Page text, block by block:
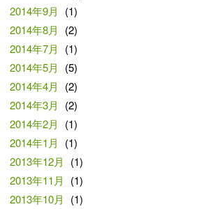
2014年9月
(1)
2014年8月
(2)
2014年7月
(1)
2014年5月
(5)
2014年4月
(2)
2014年3月
(2)
2014年2月
(1)
2014年1月
(1)
2013年12月
(1)
2013年11月
(1)
2013年10月
(1)